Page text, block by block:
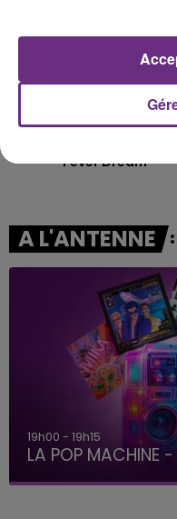
Fever Dream
A L'ANTENNE
19h00 - 19h15
LA POP MACHINE